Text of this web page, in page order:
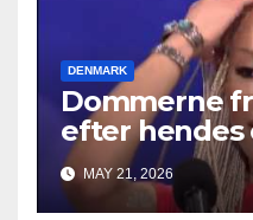
DENMARK
Dommerne
efter
MAY 21, 2026